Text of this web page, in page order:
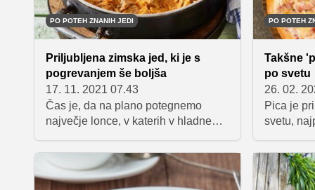
PO POTEH ZNANIH JEDI
Priljubljena zimska jed, ki je s
pogrevanjem še boljša
17. 11. 2021 07.43
Čas je, da na plano potegnemo
največje lonce, v katerih v hladnem
jedi, ki pogrejejo dušo in telo. Ena
takšnih je tudi segedin golaž,
priljubljena madžarska jed, narejena
PO POTEH
Takšne
po svetu
26. 02.
Pica je
svetu,
obloženo
spominja
drugih